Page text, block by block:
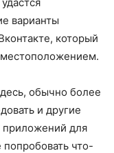
варианты
который
обычно более
и другие
приложений для
что-